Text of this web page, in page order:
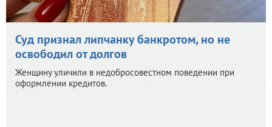
Суд признал липчанку банкротом, но не
освободил от долгов
Женщину уличили в недобросовестном поведении при
оформлении кредитов.